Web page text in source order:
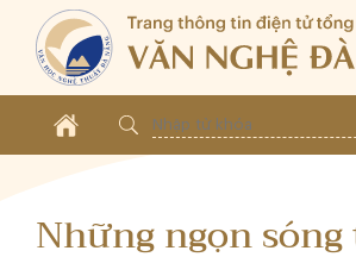
Những ngọn